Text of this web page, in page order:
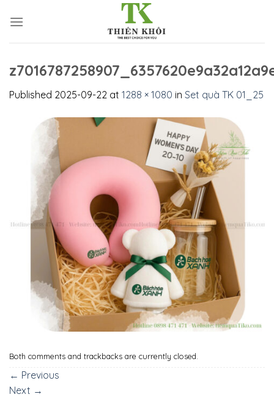
Published 2025-09-22 at 1288 × 1080 in Set quà TK 01_25
Both comments and trackbacks are currently closed.
← Previous
Next →